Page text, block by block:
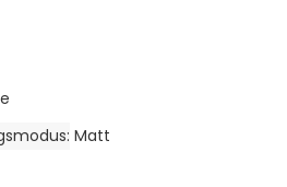
Matt